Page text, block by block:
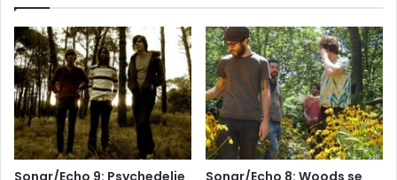
Sonar/Echo 9: Psychedelie
Sonar/Echo 8: Woods se